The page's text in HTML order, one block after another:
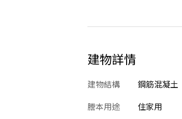
建物詳情
建物結構 鋼筋混凝土
謄本用途
住家用